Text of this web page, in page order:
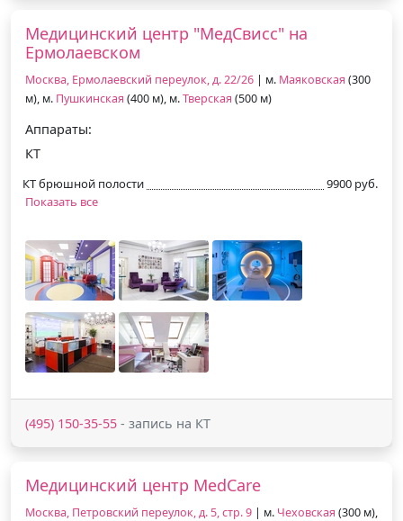
Медицинский центр "МедСвисс" на
Ермолаевском
Москва, Ермолаевский переулок, д. 22/26 | м. Маяковская (300
м), м. Пушкинская (400 м), м.Тверская (500 м)
Аппараты:
КТ
КТ брюшной полости
9900 руб.
Показать все
(495) 150-35-55 - запись на КТ
Медицинский центр MedCare
Москва, Петровский переулок, д. 5, стр. 9 | м. Чеховская (300 м),